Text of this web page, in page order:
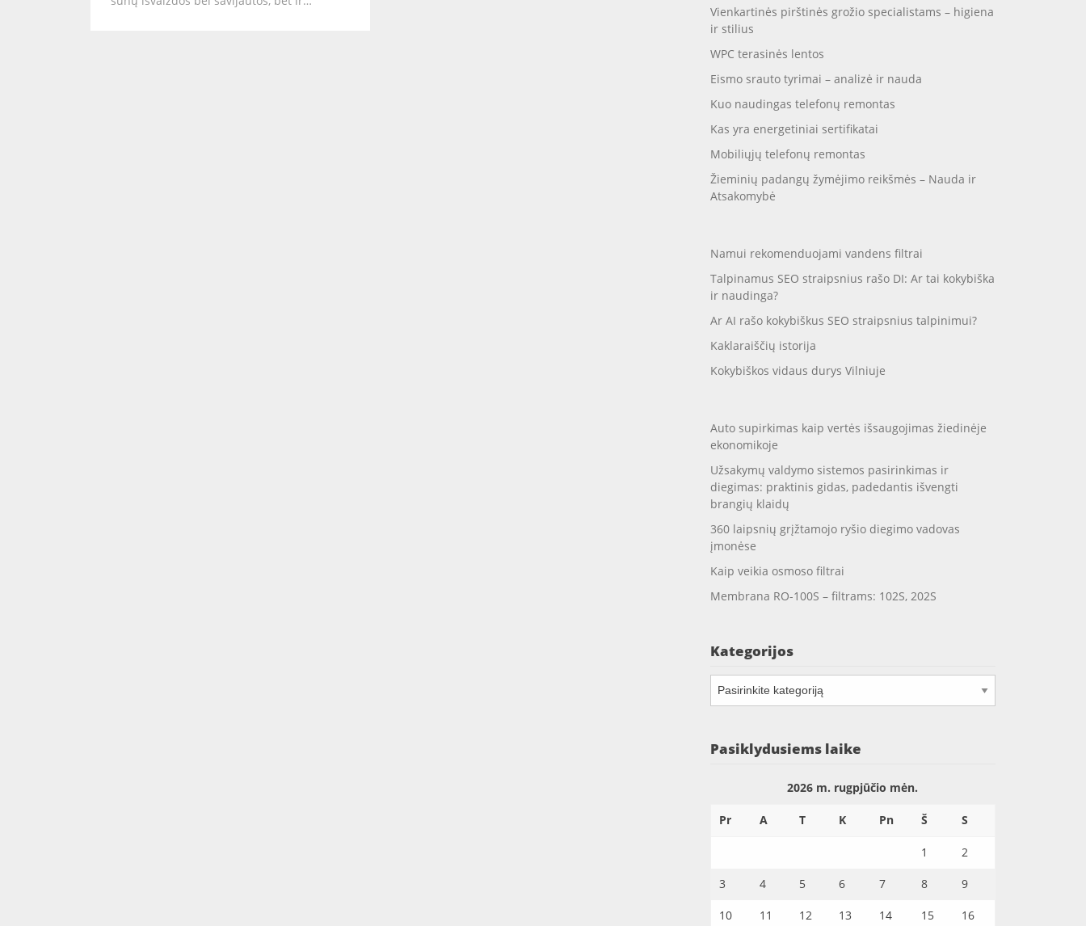
Vienkartinės pirštinės grožio specialistams – higiena
ir stilius
WPC terasinės lentos
Eismo srauto tyrimai – analizė ir nauda
Kuo naudingas telefonų remontas
Kas yra energetiniai sertifikatai
Mobiliųjų telefonų remontas
Žieminių padangų žymėjimo reikšmės – Nauda ir
Atsakomybė
Namui rekomenduojami vandens filtrai
Talpinamus SEO straipsnius rašo DI: Ar tai kokybiška
ir naudinga?
Ar AI rašo kokybiškus SEO straipsnius talpinimui?
Kaklaraiščių istorija
Kokybiškos vidaus durys Vilniuje
Auto supirkimas kaip vertės išsaugojimas žiedinėje
ekonomikoje
Užsakymų valdymo sistemos pasirinkimas ir
diegimas: praktinis gidas, padedantis išvengti
brangių klaidų
360 laipsnių grįžtamojo ryšio diegimo vadovas
įmonėse
Kaip veikia osmoso filtrai
Membrana RO-100S – filtrams: 102S, 202S
Kategorijos
Kategorijos
Pasiklydusiems laike
2026 m. rugpjūčio mėn.
Pr A T K Pn Š S
1 2
3 4 5 6 7 8 9
10 11 12 13 14 15 16